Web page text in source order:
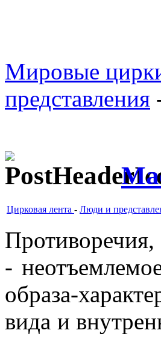
Мировые
представления
Цирковая лента - Люди и
-
образа-
вида и